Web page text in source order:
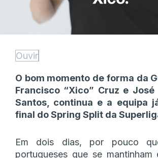
Ouvir
O bom momento de forma da
Francisco “Xico” Cruz e José
Santos, continua e a equipa
final do Spring Split da
Em dois dias, por pouco
portugueses que se